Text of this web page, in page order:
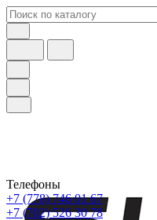
Телефоны
+7 (778) 746 01 67
+7 (702) 526 30 78